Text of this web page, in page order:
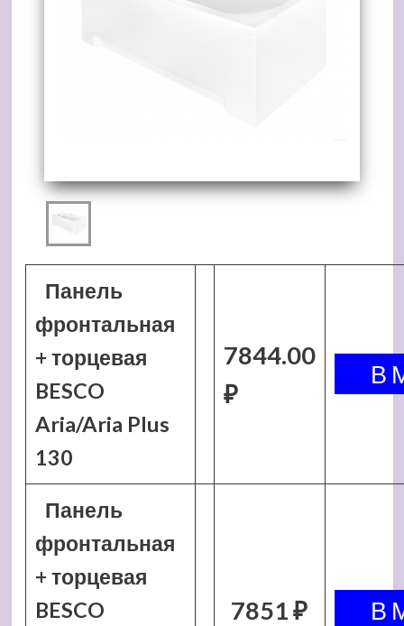
Панель
фронтальная
+ торцевая
BESCO
Aria/Aria Plus
130
7844.00
₽
Панель
фронтальная
+ торцевая
BESCO
7851 ₽